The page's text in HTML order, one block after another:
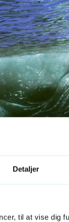
Detaljer
til at vise dig